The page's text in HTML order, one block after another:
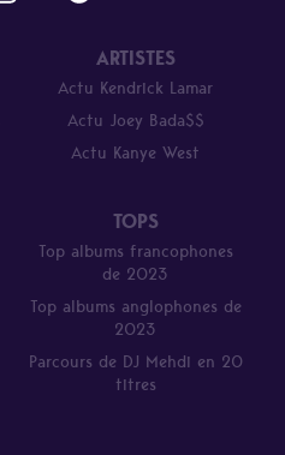
ARTISTES
Actu Kendrick Lamar
Actu Joey Bada$$
Actu Kanye West
TOPS
Top albums francophones
de 2023
Top albums anglophones de
2023
Parcours de DJ Mehdi en 20
titres